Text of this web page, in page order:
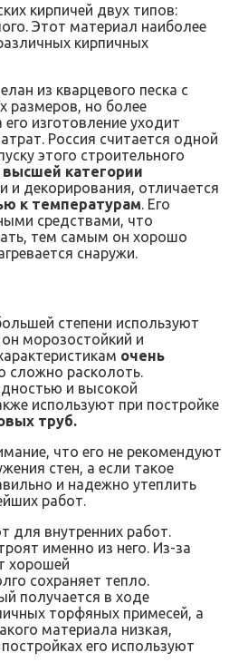
кирпичей двух типов:
Этот материал наиболее
кирпичных
из кварцевого песка с
размеров, но более
изготовление уходит
Россия считается одной
этого строительного
высшей категории
и декорирования, отличается
к температурам. Его
средствами, что
тем самым он хорошо
снаружи.
степени используют
он морозостойкий и
очень
сложно расколоть.
и высокой
используют при постройке
труб.
что его не рекомендуют
стен, а если такое
и надежно утеплить
работ.
для внутренних работ.
именно из него. Из-за
хорошей
сохраняет тепло.
получается в ходе
торфяных примесей, а
материала низкая,
его используют